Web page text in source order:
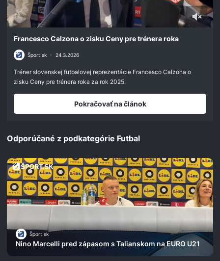
seconds
minutes,
40
seconds
Francesco Calzona o zisku Ceny pre trénera roka
Šport.sk • 24.3.2026
Tréner slovenskej futbalovej reprezentácie Francesco Calzona o
zisku Ceny pre trénera roka za rok 2025.
Pokračovať na článok
Odporúčané z podkategórie Futbal
Šport.sk
Nino Marcelli pred zápasom s Talianskom na EURO U21